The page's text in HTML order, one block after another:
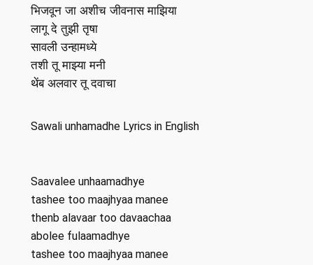
भिजवून जा अशीच जीवनास माझिया
लागू दे तुझी तृषा
सावली उन्हामध्ये
तशी तू माझ्या मनी
थेंब अलवार तू दवाचा
Sawali unhamadhe Lyrics in English
Saavalee unhaamadhye
tashee too maajhyaa manee
thenb alavaar too davaachaa
abolee fulaamadhye
tashee too maajhyaa manee